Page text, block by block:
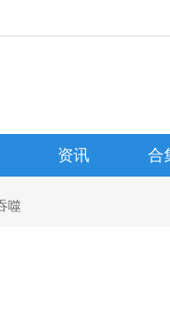
资讯 合
噬